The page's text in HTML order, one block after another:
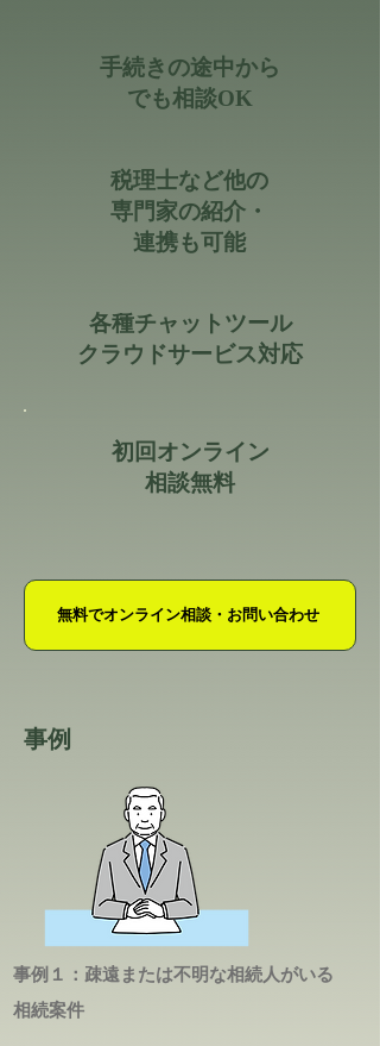
手続きの途中から
でも相談OK
税理士など他の
専門家の紹介・
連携も可能
各種チャットツール
クラウドサービス対応
初回オンライン
相談無料
無料でオンライン相談・お問い合わせ
事例
事例１：疎遠または不明な相続人がいる
相続案件